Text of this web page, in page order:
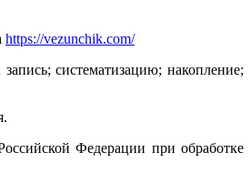
https://vezunchik.com/
систематизацию; накопление;
Федерации при обработке